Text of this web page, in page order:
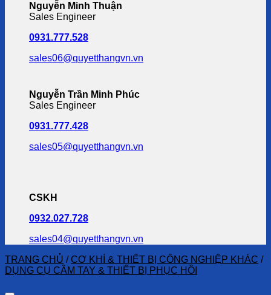
Nguyễn Minh Thuận
Sales Engineer
0931.777.528
sales06@quyetthangvn.vn
Nguyễn Trần Minh Phúc
Sales Engineer
0931.777.428
sales05@quyetthangvn.vn
CSKH
0932.027.728
sales04@quyetthangvn.vn
TRANG CHỦ / CƠ KHÍ & THIẾT BỊ CÔNG NGHIỆP KHÁC /
DỤNG CỤ CẦM TAY & THIẾT BỊ PHỤC HỒI